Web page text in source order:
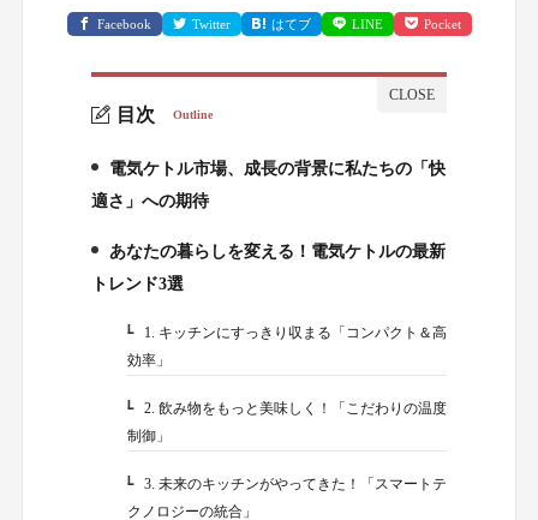
Facebook Twitter はてブ LINE Pocket
目次 Outline
電気ケトル市場、成長の背景に私たちの「快
適さ」への期待
2.
あなたの暮らしを変える！電気ケトルの最新
トレンド3選
2-1.1. キッチンにすっきり収まる「コンパクト＆高
効率」
2-2.2. 飲み物をもっと美味しく！「こだわりの温度
制御」
2-3.3. 未来のキッチンがやってきた！「スマートテ
クノロジーの統合」